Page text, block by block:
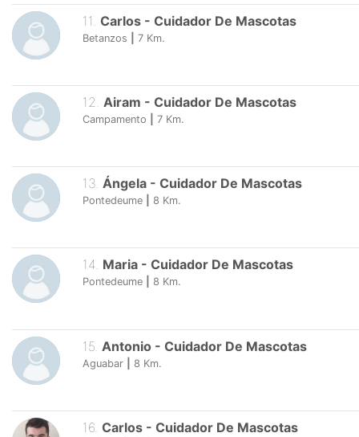
11 Carlos - Cuidador De Mascotas
Betanzos 7 Km.
12 Airam - Cuidador De Mascotas
Campamento 7 Km.
13. Ángela - Cuidador De Mascotas
Pontedeume 8 Km.
14. Maria - Cuidador De Mascotas
Pontedeume 8 Km.
15 Antonio - Cuidador De Mascotas
Aguabar 8 Km.
16 Carlos - Cuidador De Mascotas